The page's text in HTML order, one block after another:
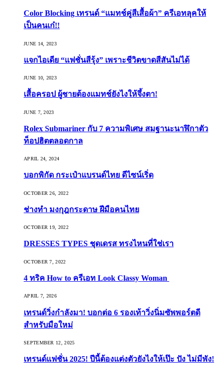
Color Blocking เทรนด์ “แมทช์คู่สีเสื้อผ้า” ครีเอทลุคให้
เป็นคนเก๋!!
JUNE 14, 2023
แจกไอเดีย “แฟชั่นสีรุ้ง” เพราะชีวิตขาดสีสันไม่ได้
JUNE 10, 2023
เสื้อครอป ผู้ชายต้องแมทช์ยังไงให้จึ้งตา!
JUNE 7, 2023
Rolex Submariner กับ 7 ความพิเศษ สมฐานะนาฬิกาตัว
ท็อปฮิตตลอดกาล
APRIL 24, 2024
บอกพิกัด กระเป๋าแบรนด์ไทย ดีไซน์เริ่ด
OCTOBER 26, 2022
ช่างทำ มงกุฎกระดาษ ฝีมือคนไทย
OCTOBER 19, 2022
DRESSES TYPES ชุดเดรส ทรงไหนที่ใช่เรา
OCTOBER 7, 2022
4 ทริค How to ครีเอท Look Classy Woman
APRIL 7, 2026
เทรนด์วิ่งกำลังมา! บอกต่อ 6 รองเท้าวิ่งนิ่มซัพพอร์ตดี
สำหรับมือใหม่
SEPTEMBER 12, 2025
เทรนด์แฟชั่น 2025! ปีนี้ต้องแต่งตัวยังไงให้เป๊ะ ปัง ไม่มีพัง!